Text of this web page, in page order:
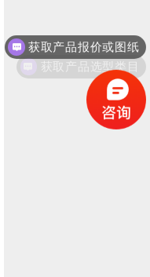
获取产品报价或图纸
获取产品选型类目